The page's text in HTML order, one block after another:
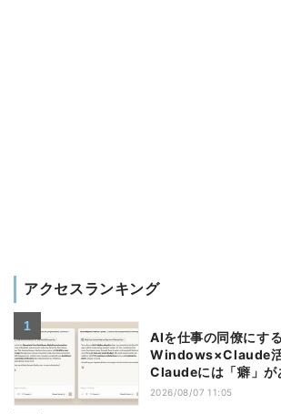
アクセスランキング
AIを仕事の同僚にする
Windows×Claude
Claudeには「癖」
すい7つの仕様
2026/08/07 11:05